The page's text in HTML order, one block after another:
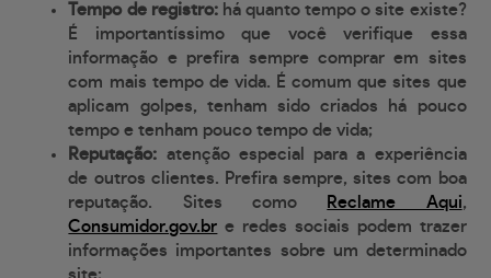
Tempo de registro:há quanto tempo o site existe?
É importantíssimo que você verifique essa
informação e prefira sempre comprar em sites
com mais tempo de vida. É comum que sites que
aplicam golpes, tenham sido criados há pouco
tempo e tenham pouco tempo de vida;
Reputação: atenção especial para a experiência
de outros clientes. Prefira sempre, sites com boa
reputação. Sites como
Reclame Aqui,
Consumidor.gov.br e redes sociais podem trazer
informações importantes sobre um determinado